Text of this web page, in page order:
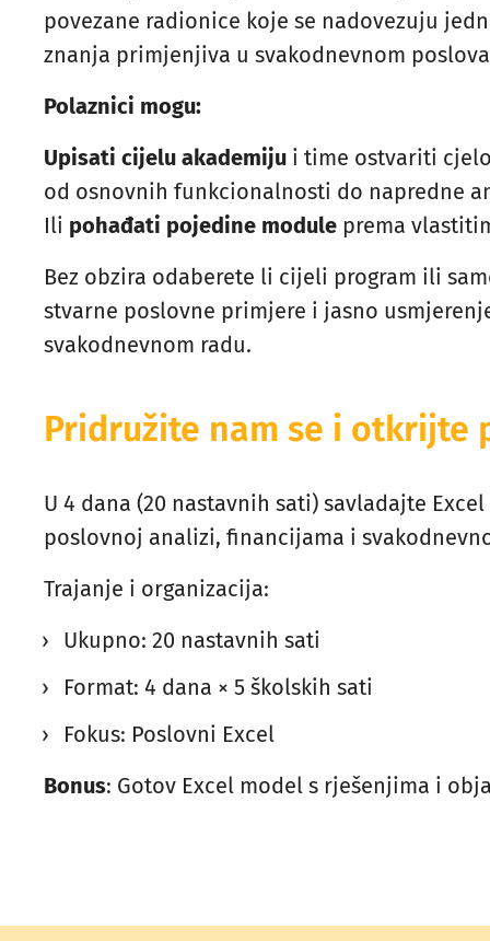
povezane radionice koje se nadovezuju
znanja primjenjiva u svakodnevnom
Polaznici mogu:
Upisati cijelu akademiju i time ostvariti
od osnovnih funkcionalnosti do napredne
Ili pohađati pojedine module prema
Bez obzira odaberete li cijeli program ili
stvarne poslovne primjere i jasno
svakodnevnom radu.
Pridružite nam se i otkrijte
U 4 dana (20 nastavnih sati) savladajte
poslovnoj analizi, financijama i
Trajanje i organizacija:
Ukupno: 20 nastavnih sati
Format: 4 dana × 5 školskih sati
Fokus: Poslovni Excel
Bonus: Gotov Excel model s rješenjima i